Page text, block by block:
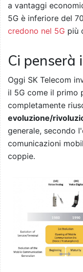
a vantaggi
5G è inferiore del
credono nel 5G più
Ci penserà
Oggi SK Telecom
il 5G come il primo
completamente
evoluzione/
generale, secondo
comunicazioni
coppie.